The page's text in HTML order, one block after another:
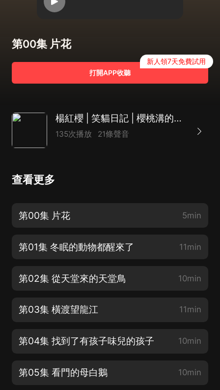
第00集 片花
打開APP收聽
新人領7天免費試用
楊紅櫻 | 笑貓日記 | 櫻桃溝的春天
135次播放 21條聲音
查看更多
第00集 片花 5min
第01集 冬眠的動物都醒來了 11min
第02集 從天堂來的天堂鳥 10min
第03集 橫渡望龍江 11min
第04集 找到了有孩子味兒的孩子 10min
第05集 看門的母白鵝 10min